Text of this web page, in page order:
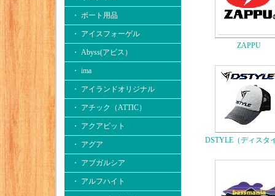
・ ボート用品
・ アイスフォーゲル
・ Abyss(アビス）
・ ima
・ アイランドオリジナル
・ アチック（ATTIC）
・ アクアビット
・ アグア
・ アブガルシア
・ アルフハイト
ZAPPU
DSTYLE（ディスタ